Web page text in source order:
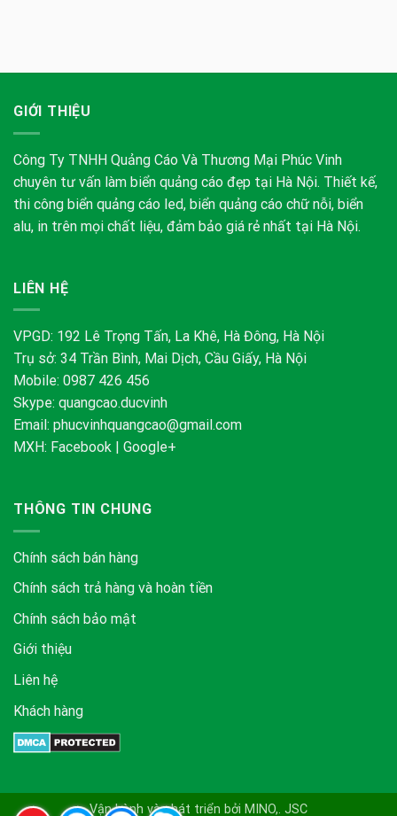
GIỚI THIỆU
Công Ty TNHH Quảng Cáo Và Thương Mại Phúc Vinh
chuyên tư vấn làm biển quảng cáo đẹp tại Hà Nội. Thiết kế,
thi công biển quảng cáo led, biển quảng cáo chữ nỗi, biển
alu, in trên mọi chất liệu, đảm bảo giá rẻ nhất tại Hà Nội.
LIÊN HỆ
VPGD: 192 Lê Trọng Tấn, La Khê, Hà Đông, Hà Nội
Trụ sở: 34 Trần Bình, Mai Dịch, Cầu Giấy, Hà Nội
Mobile: 0987 426 456
Skype: quangcao.ducvinh
Email: phucvinhquangcao@gmail.com
MXH: Facebook Google+
THÔNG TIN CHUNG
Chính sách bán hàng
Chính sách trả hàng và hoàn tiền
Chính sách bảo mật
Giới thiệu
Liên hệ
Khách hàng
Vận hành và phát triển bởi MINO,. JSC